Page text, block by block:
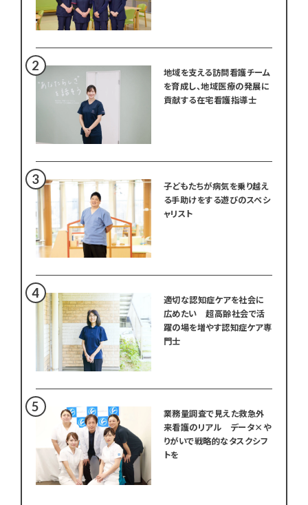
地域を支える訪問看護チーム
を育成し、地域医療の発展に
貢献する在宅看護指導士
子どもたちが病気を乗り越え
る手助けをする遊びのスペシ
ャリスト
適切な認知症ケアを社会に
広めたい 超高齢社会で活
躍の場を増やす認知症ケア専
門士
業務量調査で見えた救急外
来看護のリアル データ×や
りがいで戦略的なタスクシフ
トを